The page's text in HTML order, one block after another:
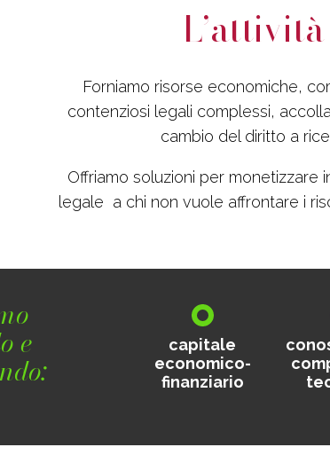
Forniamo risorse economiche,
contenziosi legali complessi,
cambio del diritto a
Offriamo soluzioni per monetizzare
legale a chi non vuole affrontare i
e
capitale
economico-
finanziario